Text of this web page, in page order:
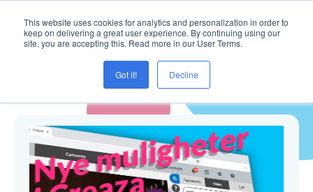
This website uses cookies for analytics and personalization in order to
keep on delivering a great user experience. By continuing using our
site, you are accepting this. Read more in our User Terms.
Got it! Decline
Blogg ( mp4 )